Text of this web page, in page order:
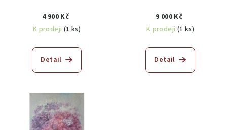
4 900 Kč
K prodeji (1 ks)
Detail
9 000 Kč
K prodeji (1 ks)
Detail